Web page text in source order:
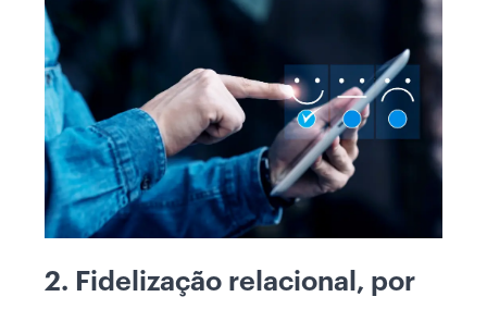
2. Fidelização relacional, por